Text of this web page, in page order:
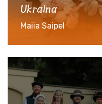
Ukraina
Maiia Saipel